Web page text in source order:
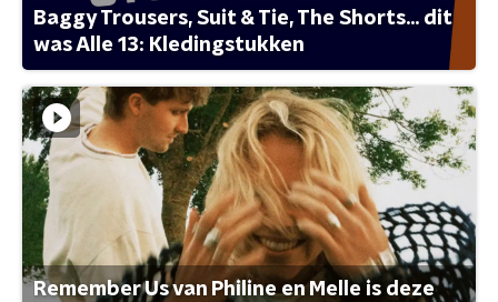
Baggy Trousers, Suit & Tie, The Shorts... dit
was Alle 13: Kledingstukken
Remember Us van Philine en Melle is deze